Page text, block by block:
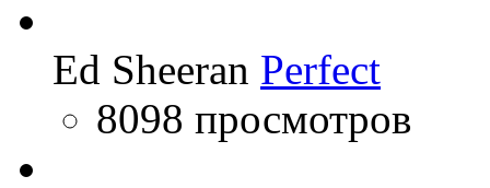
Ed Sheeran Perfect
8098 просмотров